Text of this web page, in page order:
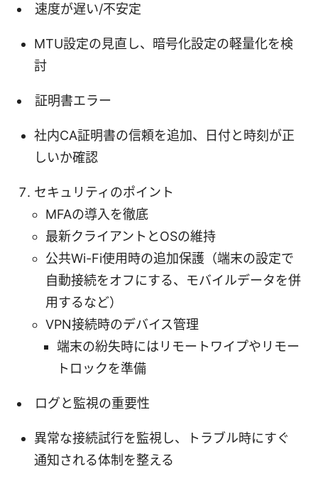
速度が遅い/不安定
MTU設定の見直し、暗号化設定の軽量化を検
討
証明書エラー
社内CA証明書の信頼を追加、日付と時刻が正
しいか確認
セキュリティのポイント
MFAの導入を徹底
最新クライアントとOSの維持
公共Wi-Fi使用時の追加保護（端末の設定で
自動接続をオフにする、モバイルデータを併
用するなど）
VPN接続時のデバイス管理
端末の紛失時にはリモートワイプやリモー
トロックを準備
ログと監視の重要性
異常な接続試行を監視し、トラブル時にすぐ
通知される体制を整える